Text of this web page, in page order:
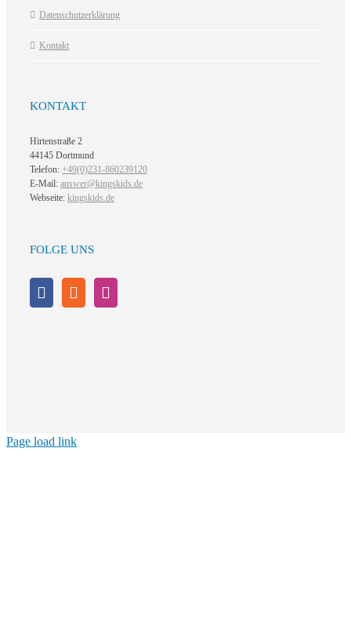
Datenschutzerklärung
Kontakt
KONTAKT
Hirtenstraße 2
44145 Dortmund
Telefon: +49(0)231-860239120
E-Mail: answer@kingskids.de
Webseite: kingskids.de
FOLGE UNS
Page load link